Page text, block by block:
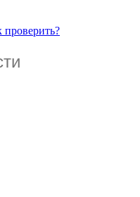
проверить?